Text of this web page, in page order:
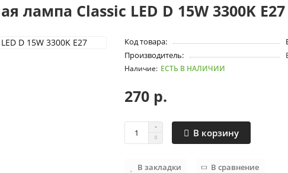
лампа Classic LED D 15W 3300K E27
Код товара:
Производитель:
ЕСТЬ В НАЛИЧИИ
270 р.
В корзину
В закладки В сравнение